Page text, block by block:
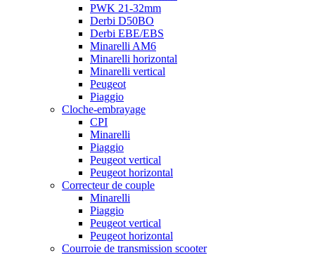
PWK 21-32mm
Derbi D50BO
Derbi EBE/EBS
Minarelli AM6
Minarelli horizontal
Minarelli vertical
Peugeot
Piaggio
Cloche-embrayage
CPI
Minarelli
Piaggio
Peugeot vertical
Peugeot horizontal
Correcteur de couple
Minarelli
Piaggio
Peugeot vertical
Peugeot horizontal
Courroie de transmission scooter